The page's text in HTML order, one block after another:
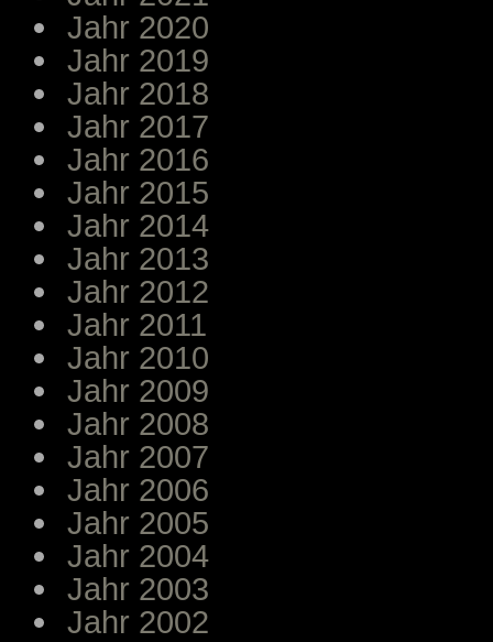
Jahr 2020
Jahr 2019
Jahr 2018
Jahr 2017
Jahr 2016
Jahr 2015
Jahr 2014
Jahr 2013
Jahr 2012
Jahr 2011
Jahr 2010
Jahr 2009
Jahr 2008
Jahr 2007
Jahr 2006
Jahr 2005
Jahr 2004
Jahr 2003
Jahr 2002